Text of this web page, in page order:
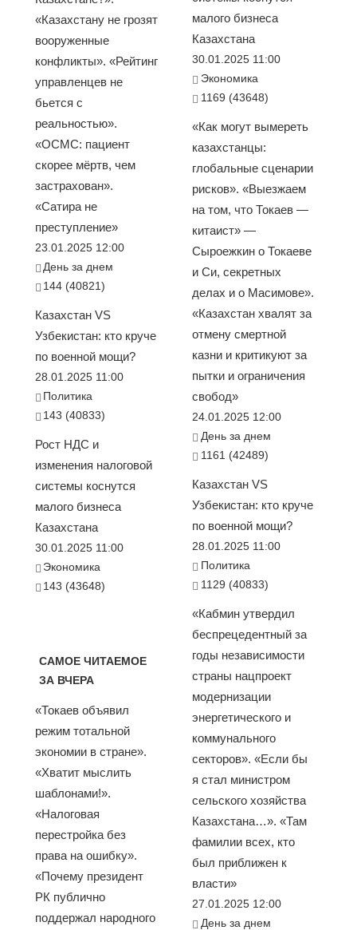
«Казахстану не грозят
вооруженные
конфликты». «Рейтинг
управленцев не
бьется с
реальностью».
«ОСМС: пациент
скорее мёртв, чем
застрахован».
«Сатира не
преступление»
23.01.2025 12:00
День за днем
144 (40821)
Казахстан VS
Узбекистан: кто круче
по военной мощи?
28.01.2025 11:00
Политика
143 (40833)
Рост НДС и
изменения налоговой
системы коснутся
малого бизнеса
Казахстана
30.01.2025 11:00
Экономика
143 (43648)
САМОЕ ЧИТАЕМОЕ
ЗА ВЧЕРА
«Токаев объявил
режим тотальной
экономии в стране».
«Хватит мыслить
шаблонами!».
«Налоговая
перестройка без
права на ошибку».
«Почему президент
РК публично
поддержал народного
малого бизнеса
Казахстана
30.01.2025 11:00
Экономика
1169 (43648)
«Как могут вымереть
казахстанцы:
глобальные сценарии
рисков». «Выезжаем
на том, что Токаев —
китаист» —
Сыроежкин о Токаеве
и Си, секретных
делах и о Масимове».
«Казахстан хвалят за
отмену смертной
казни и критикуют за
пытки и ограничения
свобод»
24.01.2025 12:00
День за днем
1161 (42489)
Казахстан VS
Узбекистан: кто круче
по военной мощи?
28.01.2025 11:00
Политика
1129 (40833)
«Кабмин утвердил
беспрецедентный за
годы независимости
страны нацпроект
модернизации
энергетического и
коммунального
секторов». «Если бы
я стал министром
сельского хозяйства
Казахстана…». «Там
фамилии всех, кто
был приближен к
власти»
27.01.2025 12:00
День за днем